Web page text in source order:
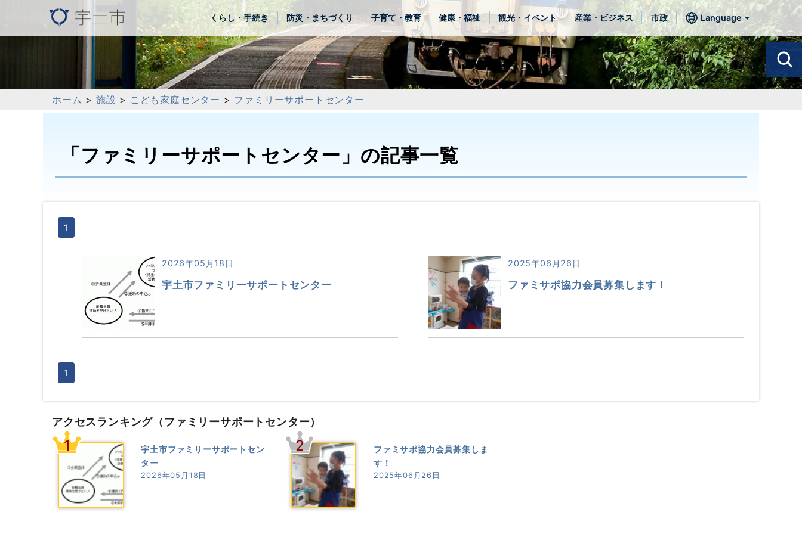
くらし・手続き 防災・まちづくり 子育て・教育 健康・福祉 観光・イベント 産業・ビジネス 市政 Language
ホーム > 施設 > こども家庭センター > ファミリーサポートセンター
「ファミリーサポートセンター」の記事一覧
1
2026年05月18日
宇土市ファミリーサポートセンター
2025年06月26日
ファミサポ協力会員募集します！
1
アクセスランキング （ファミリーサポートセンター）
1
宇土市ファミリーサポートセン
ター
2026年05月18日
2
ファミサポ協力会員募集しま
す！
2025年06月26日